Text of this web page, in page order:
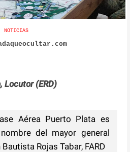
NOTICIAS
Locutor (ERD)
Aérea Puerto Plata es
del mayor general
Rojas Tabar, FARD